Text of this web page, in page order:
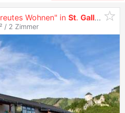
Wohnen" in St. Gallen
/ 2 Zimmer